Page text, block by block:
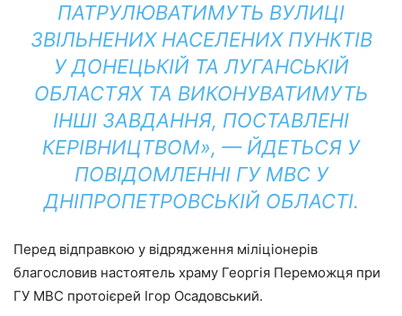
ПАТРУЛЮВАТИМУТЬ ВУЛИЦІ
ЗВІЛЬНЕНИХ НАСЕЛЕНИХ ПУНКТІВ
У ДОНЕЦЬКІЙ ТА ЛУГАНСЬКІЙ
ОБЛАСТЯХ ТА ВИКОНУВАТИМУТЬ
ІНШІ ЗАВДАННЯ, ПОСТАВЛЕНІ
КЕРІВНИЦТВОМ», — ЙДЕТЬСЯ У
ПОВІДОМЛЕННІ ГУ МВС У
ДНІПРОПЕТРОВСЬКІЙ ОБЛАСТІ.
Перед відправкою у відрядження міліціонерів
благословив настоятель храму Георгія Переможця при
ГУ МВС протоієрей Ігор Осадовський.